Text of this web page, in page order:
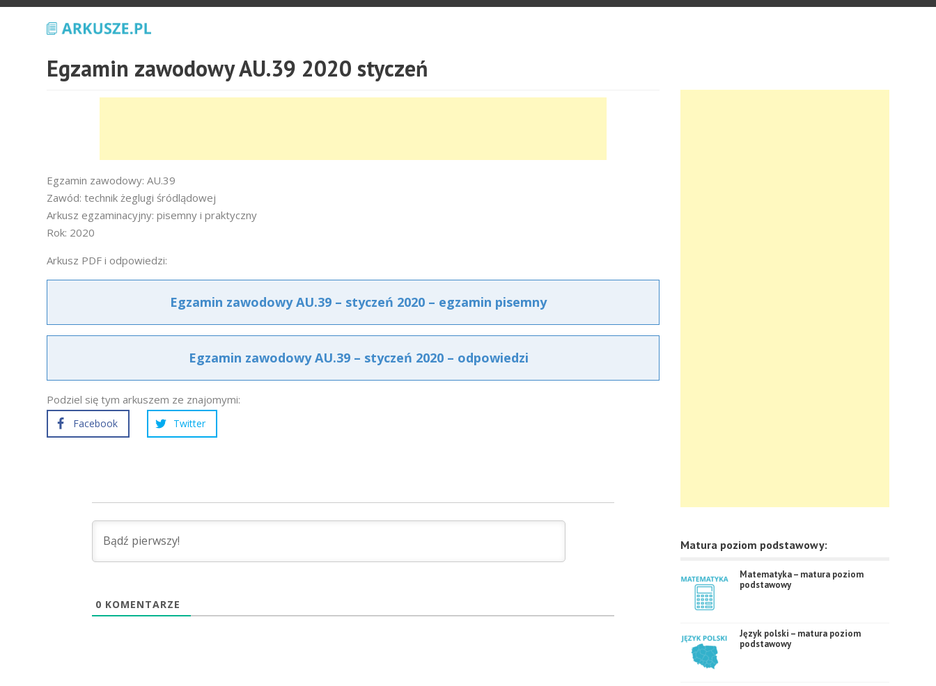
Egzamin zawodowy AU.39 2020 styczeń
Egzamin zawodowy: AU.39
Zawód: technik żeglugi śródlądowej
Arkusz egzaminacyjny: pisemny i praktyczny
Rok: 2020
Arkusz PDF i odpowiedzi:
Egzamin zawodowy AU.39 – styczeń 2020 – egzamin pisemny
Egzamin zawodowy AU.39 – styczeń 2020 – odpowiedzi
Podziel się tym arkuszem ze znajomymi:
Facebook Twitter
0 KOMENTARZE
Matura poziom podstawowy:
Matematyka – matura poziom
podstawowy
Język polski – matura poziom
podstawowy